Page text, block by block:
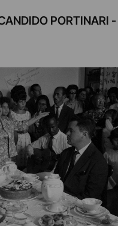
PORTINARI